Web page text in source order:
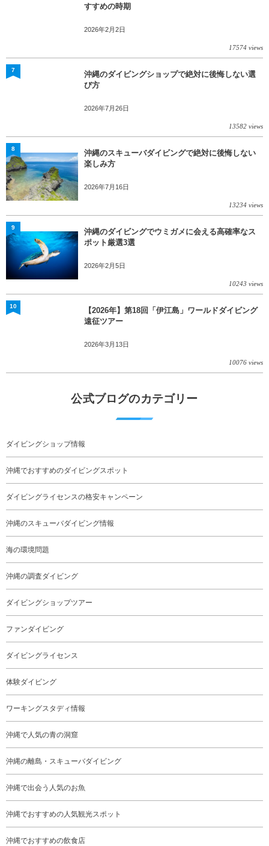
すすめの時期
2026年2月2日
17574 views
沖縄のダイビングショップで絶対に後悔しない選
び方
2026年7月26日
13582 views
7
沖縄のスキューバダイビングで絶対に後悔しない
楽しみ方
2026年7月16日
13234 views
8
沖縄のダイビングでウミガメに会える高確率なス
ポット厳選3選
2026年2月5日
10243 views
9
【2026年】第18回「伊江島」ワールドダイビング
遠征ツアー
2026年3月13日
10076 views
10
公式ブログのカテゴリー
ダイビングショップ情報
沖縄でおすすめのダイビングスポット
ダイビングライセンスの格安キャンペーン
沖縄のスキューバダイビング情報
海の環境問題
沖縄の調査ダイビング
ダイビングショップツアー
ファンダイビング
ダイビングライセンス
体験ダイビング
ワーキングスタディ情報
沖縄で人気の青の洞窟
沖縄の離島・スキューバダイビング
沖縄で出会う人気のお魚
沖縄でおすすめの人気観光スポット
沖縄でおすすめの飲食店